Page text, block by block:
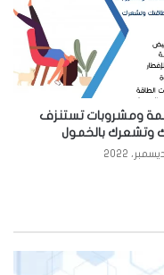
ومشروبات تستنزف
وتشعرك بالخمول